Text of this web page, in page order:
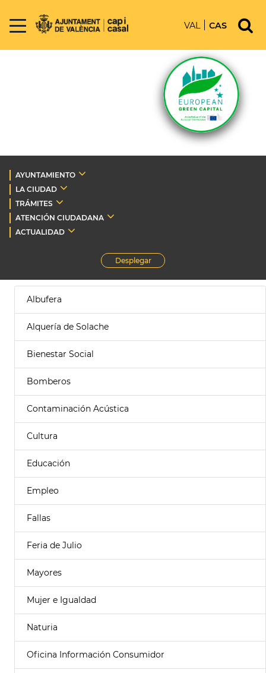
VAL CAS
AYUNTAMIENTO
LA CIUDAD
TRÁMITES
ATENCIÓN CIUDADANA
ACTUALIDAD
Desplegar
Albufera
Alquería de Solache
Bienestar Social
Bomberos
Contaminación Acústica
Cultura
Educación
Empleo
Fallas
Feria de Julio
Mayores
Mujer e Igualdad
Naturia
Oficina Información Consumidor